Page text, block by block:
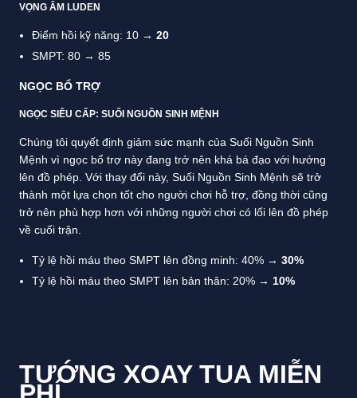
VỌNG ÂM LUDEN
Điểm hồi kỹ năng: 10 → 20
SMPT: 80 → 85
NGỌC BỔ TRỢ
NGỌC SIÊU CẤP: SUỐI NGUỒN SINH MỆNH
Chúng tôi quyết định giảm sức mạnh của Suối Nguồn Sinh
Mệnh vì ngọc bổ trợ này đang trở nên khá bá đạo với hướng
lên đồ phép. Với thay đổi này, Suối Nguồn Sinh Mệnh sẽ trở
thành một lựa chọn tốt cho người chơi hỗ trợ, đồng thời cũng
trở nên phù hợp hơn với những người chơi có lối lên đồ phép
về cuối trận.
Tỷ lệ hồi máu theo SMPT lên đồng minh: 40% → 30%
Tỷ lệ hồi máu theo SMPT lên bản thân: 20% → 10%
TƯỚNG XOAY TUA MIỄN